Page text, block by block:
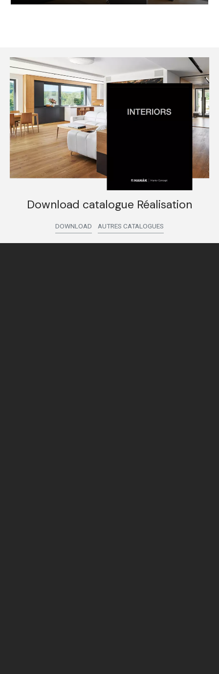
Download catalogue Réalisation
DOWNLOAD AUTRES CATALOGUES